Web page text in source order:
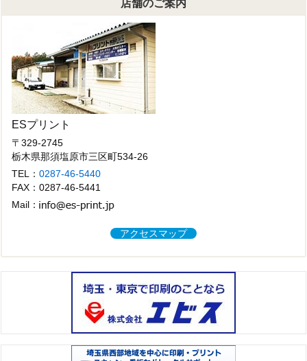
店舗のご案内
ESプリント
〒329-2745
栃木県那須塩原市三区町534-26
TEL：0287-46-5440
FAX：0287-46-5441
Mail：
アクセスマップ